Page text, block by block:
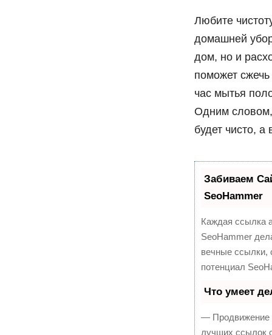
Любите
домашней
дом, но и
поможет
час мытья
Одним словом,
будет чисто,
Забиваем
SeoHammer
Каждая ссылка
SeoHammer
вечные ссылки,
потенциал
Что умеет
— Продвижение
лучших ссылок